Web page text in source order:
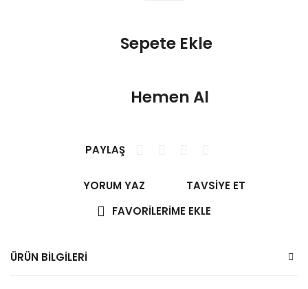
Sepete Ekle
Hemen Al
PAYLAŞ
YORUM YAZ TAVSİYE ET
ÜRÜN BİLGİLERİ